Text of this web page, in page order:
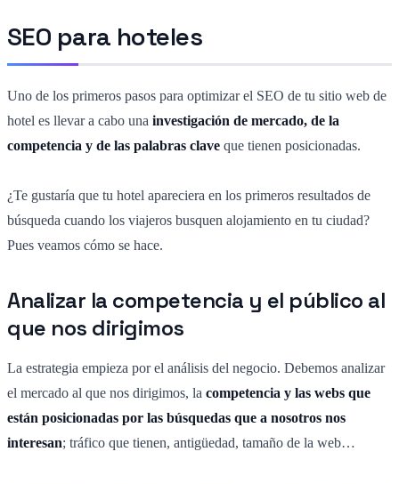
SEO para hoteles
Uno de los primeros pasos para optimizar el SEO de tu sitio web de
hotel es llevar a cabo una investigación de mercado, de la
competencia y de las palabras clave que tienen posicionadas.
¿Te gustaría que tu hotel apareciera en los primeros resultados de
búsqueda cuando los viajeros busquen alojamiento en tu ciudad?
Pues veamos cómo se hace.
Analizar la competencia y el público al
que nos dirigimos
La estrategia empieza por el análisis del negocio. Debemos analizar
el mercado al que nos dirigimos, la competencia y las webs que
están posicionadas por las búsquedas que a nosotros nos
interesan; tráfico que tienen, antigüedad, tamaño de la web…